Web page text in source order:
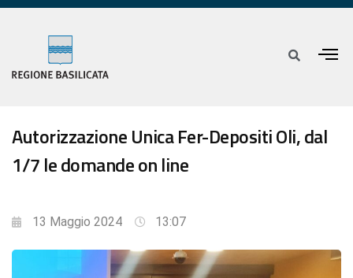
Autorizzazione Unica Fer-Depositi Oli, dal
1/7 le domande on line
13 Maggio 2024 13:07